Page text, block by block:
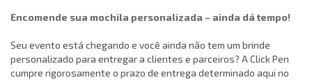
Encomende sua mochila personalizada – ainda dá tempo!
Seu evento está chegando e você ainda não tem um brinde
personalizado para entregar a clientes e parceiros? A Click Pen
cumpre rigorosamente o prazo de entrega determinado aqui no